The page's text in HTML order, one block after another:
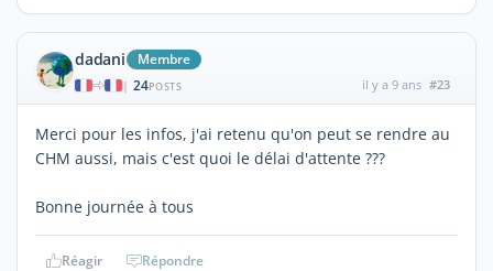
dadani Membre
| 24POSTS il y a 9 ans #23
Merci pour les infos, j'ai retenu qu'on peut se rendre au
CHM aussi, mais c'est quoi le délai d'attente ???
Bonne journée à tous
Réagir Répondre